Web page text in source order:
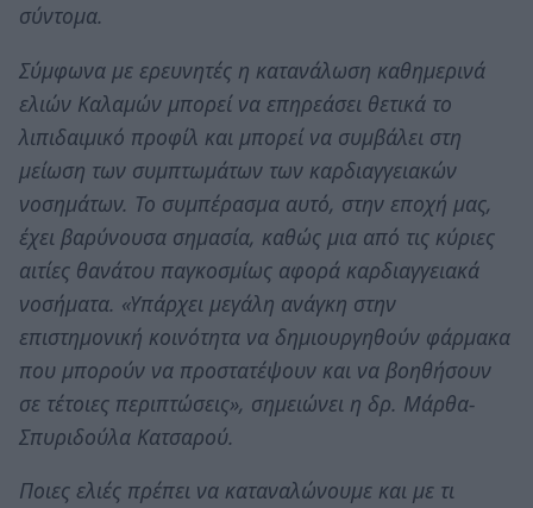
σύντομα.
Σύμφωνα με ερευνητές η κατανάλωση καθημερινά
ελιών Καλαμών μπορεί να επηρεάσει θετικά το
λιπιδαιμικό προφίλ και μπορεί να συμβάλει στη
μείωση των συμπτωμάτων των καρδιαγγειακών
νοσημάτων. Το συμπέρασμα αυτό, στην εποχή μας,
έχει βαρύνουσα σημασία, καθώς μια από τις κύριες
αιτίες θανάτου παγκοσμίως αφορά καρδιαγγειακά
νοσήματα. «Υπάρχει μεγάλη ανάγκη στην
επιστημονική κοινότητα να δημιουργηθούν φάρμακα
που μπορούν να προστατέψουν και να βοηθήσουν
σε τέτοιες περιπτώσεις», σημειώνει η δρ. Μάρθα-
Σπυριδούλα Κατσαρού.
Ποιες ελιές πρέπει να καταναλώνουμε και με τι